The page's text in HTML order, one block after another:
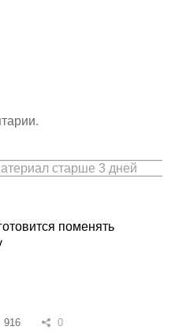
старше 3 дней
поменять
916 0